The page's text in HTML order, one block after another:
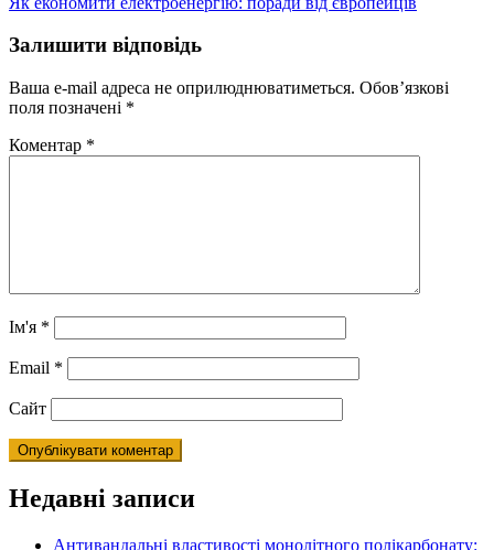
записів
Залишити відповідь
Ваша e-mail адреса не оприлюднюватиметься. Обов’язкові
поля позначені *
Коментар *
Ім'я *
Email *
Сайт
Недавні записи
Антивандальні властивості монолітного полікарбонату: